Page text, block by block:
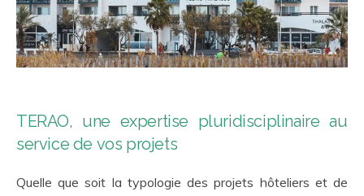
TERAO, une expertise pluridisciplinaire au
service de vos projets
Quelle que soit la typologie des projets hôteliers et de